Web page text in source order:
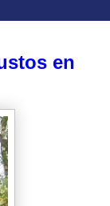
en